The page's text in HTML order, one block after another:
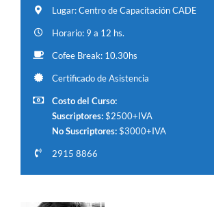
Lugar: Centro de Capacitación CADE
Horario: 9 a 12 hs.
Cofee Break: 10.30hs
Certificado de Asistencia
Costo del Curso:
Suscriptores:$2500+IVA
No Suscriptores:$3000+IVA
2915 8866